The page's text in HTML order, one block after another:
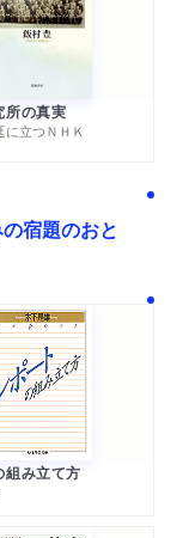
所の真実
立つＮＨＫ
宿題のおと
組み立て方